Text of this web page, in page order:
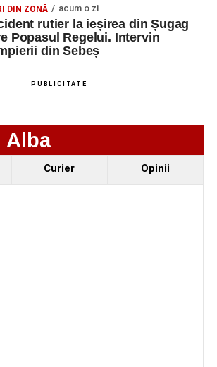
Greavilor din Gârbova
DIN ZONĂ acum o zi
rutier la ieșirea din Șugag
Popasul Regelui. Intervin
din Sebeș
PUBLICITATE
Alba
Curier Opinii